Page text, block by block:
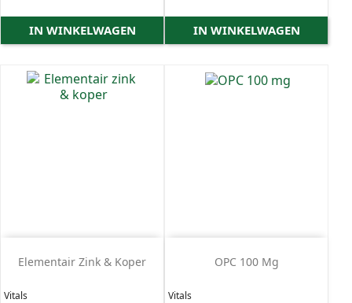
IN WINKELWAGEN IN WINKELWAGEN
Elementair Zink & Koper
Vitals
OPC 100 Mg
Vitals